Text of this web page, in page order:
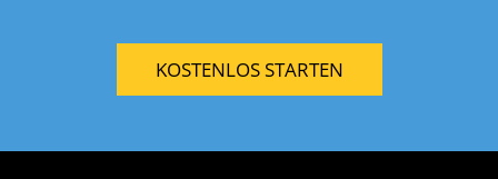
KOSTENLOS STARTEN